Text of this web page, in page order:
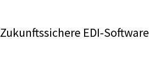
Zukunftssichere EDI-Software